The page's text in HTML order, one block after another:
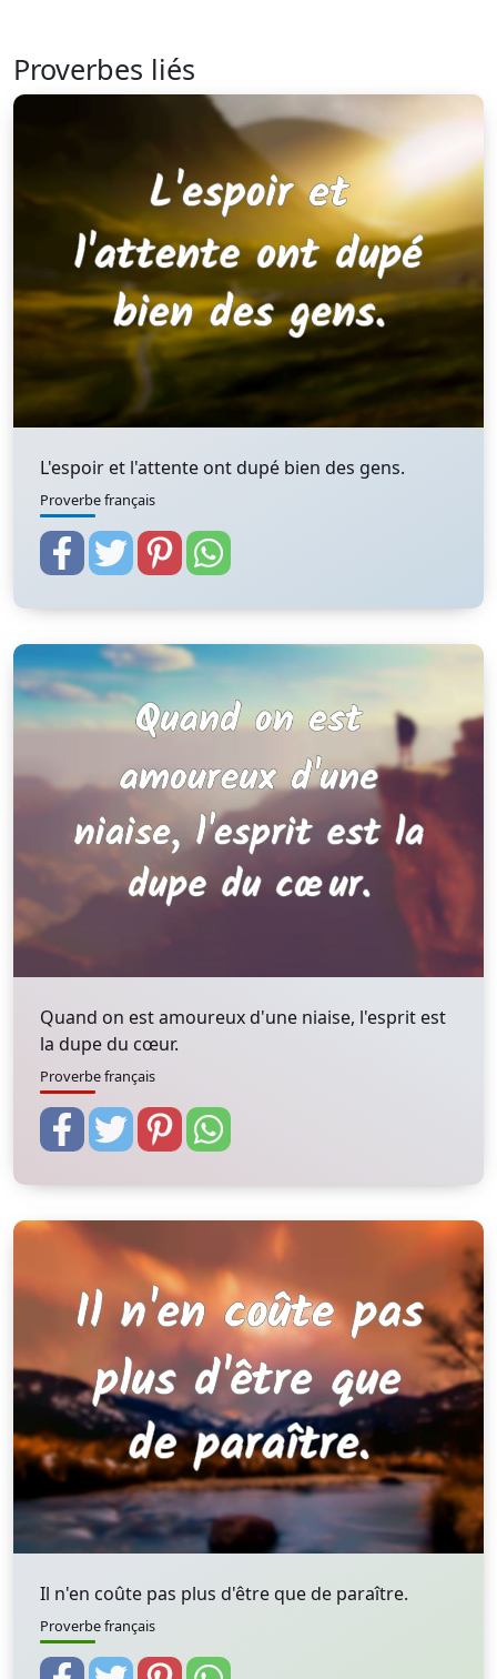
Proverbes liés
L'espoir et l'attente ont dupé bien des gens.
Proverbe français
Quand on est amoureux d'une niaise, l'esprit est
la dupe du cœur.
Proverbe français
Il n'en coûte pas plus d'être que de paraître.
Proverbe français